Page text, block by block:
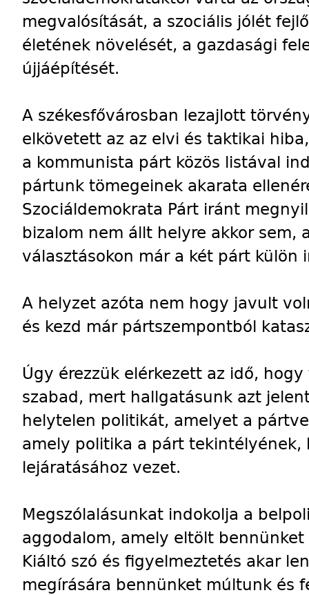
megvalósítását, a szociális jólét
életének növelését, a gazdasági
újjáépítését.
A székesfővárosban lezajlott
elkövetett az az elvi és taktikai
a kommunista párt közös listával
pártunk tömegeinek akarata
Szociáldemokrata Párt iránt
bizalom nem állt helyre akkor sem,
választásokon már a két párt külön
A helyzet azóta nem hogy javult
és kezd már pártszempontból
Úgy érezzük elérkezett az idő,
szabad, mert hallgatásunk azt
helytelen politikát, amelyet a
amely politika a párt tekintélyének,
lejáratásához vezet.
Megszólalásunkat indokolja a
aggodalom, amely eltölt
Kiáltó szó és figyelmeztetés akar
megírására bennünket múltunk és